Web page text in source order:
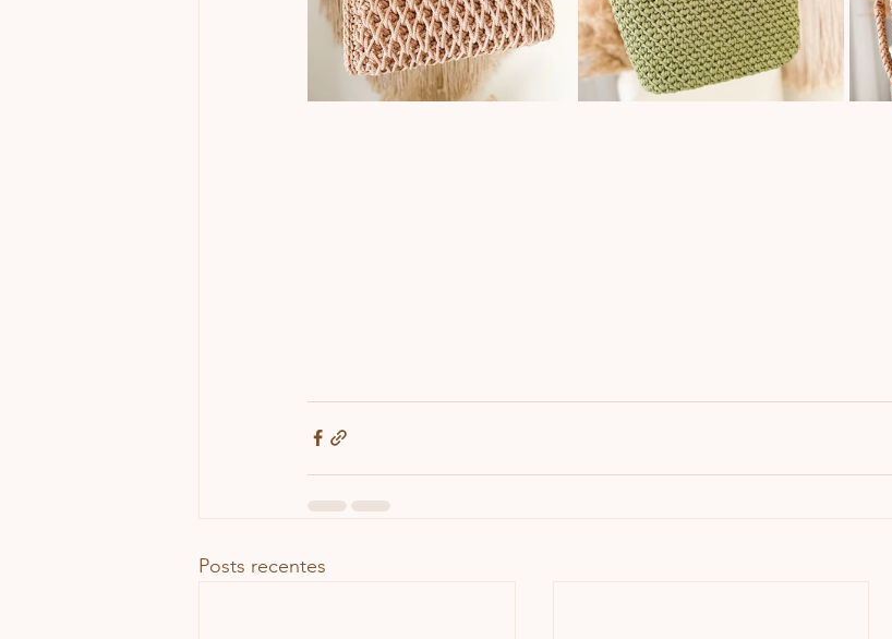
Posts recentes